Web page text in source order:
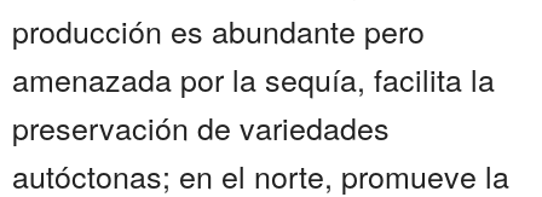
producción es abundante pero
amenazada por la sequía, facilita la
preservación de variedades
autóctonas; en el norte, promueve la